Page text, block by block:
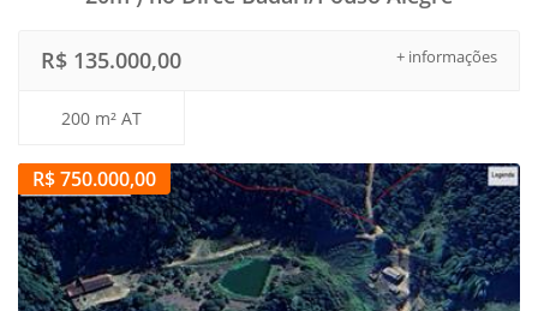
+ informações
R$ 135.000,00
200 m² AT
R$ 750.000,00